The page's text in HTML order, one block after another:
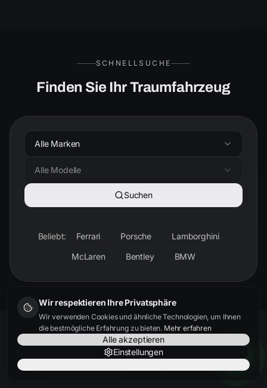
Wir respektieren Ihre Privatsphäre
Wir verwenden Cookies und ähnliche Technologien, um Ihnen
die bestmögliche Erfahrung zu bieten. Mehr erfahren
Alle akzeptieren
Einstellungen
SCHNELLSUCHE
Finden Sie Ihr Traumfahrzeug
Alle Marken
Alle Modelle
Suchen
Beliebt: Ferrari Porsche
Lamborghini
McLaren
Bentley BMW
KUNDENSTIMMEN